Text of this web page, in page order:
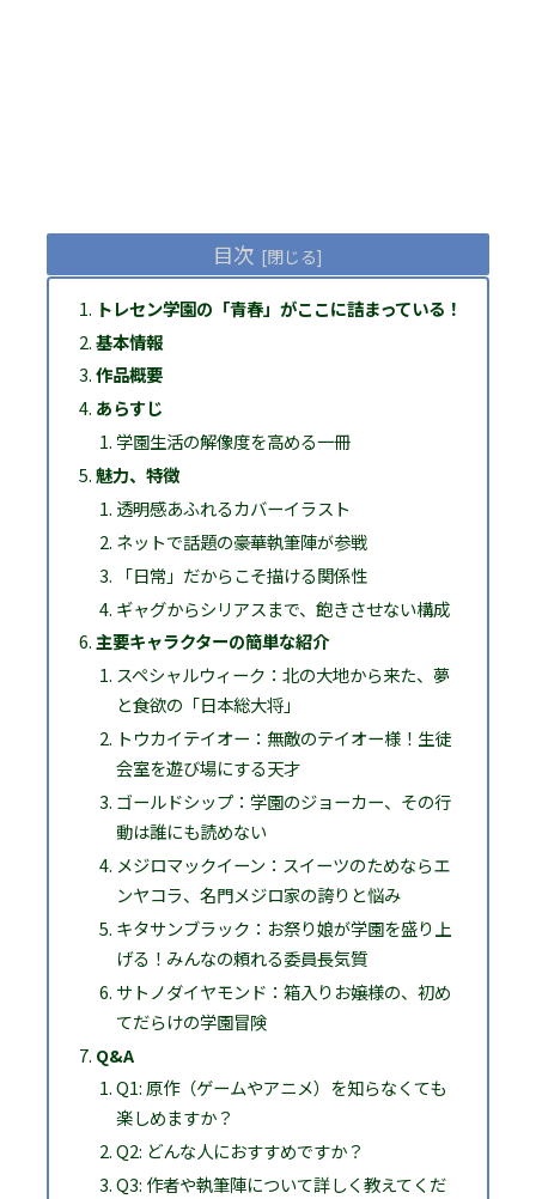
目次
トレセン学園の「青春」がここに詰まっている！
基本情報
作品概要
あらすじ
学園生活の解像度を高める一冊
魅力、特徴
透明感あふれるカバーイラスト
ネットで話題の豪華執筆陣が参戦
「日常」だからこそ描ける関係性
ギャグからシリアスまで、飽きさせない構成
主要キャラクターの簡単な紹介
スペシャルウィーク：北の大地から来た、夢
と食欲の「日本総大将」
トウカイテイオー：無敵のテイオー様！生徒
会室を遊び場にする天才
ゴールドシップ：学園のジョーカー、その行
動は誰にも読めない
メジロマックイーン：スイーツのためならエ
ンヤコラ、名門メジロ家の誇りと悩み
キタサンブラック：お祭り娘が学園を盛り上
げる！みんなの頼れる委員長気質
サトノダイヤモンド：箱入りお嬢様の、初め
てだらけの学園冒険
Q&A
Q1: 原作（ゲームやアニメ）を知らなくても
楽しめますか？
Q2: どんな人におすすめですか？
Q3: 作者や執筆陣について詳しく教えてくだ